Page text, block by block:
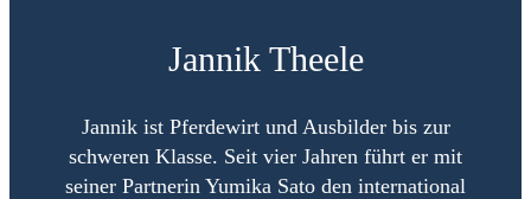
Jannik Theele
Jannik ist Pferdewirt und Ausbilder bis zur
schweren Klasse. Seit vier Jahren führt er mit
seiner Partnerin Yumika Sato den international